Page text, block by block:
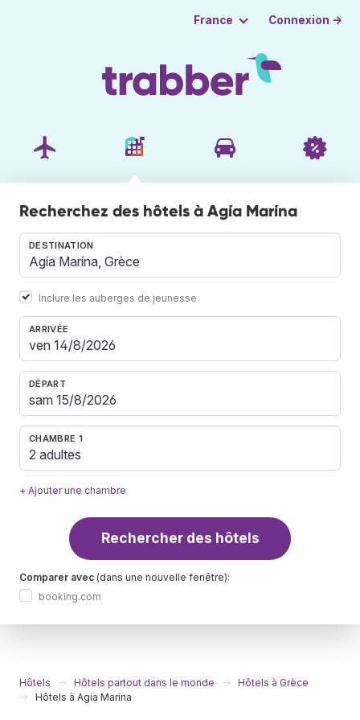
France Connexion →
Recherchez des hôtels à Agía Marína
DESTINATION
Inclure les auberges de jeunesse
ARRIVÉE
DÉPART
CHAMBRE 1
2 adultes
+ Ajouter une chambre
Rechercher des hôtels
Comparer avec (dans une nouvelle fenêtre):
booking.com
Hôtels Hôtels partout dans le monde
Hôtels à Grèce
Hôtels à Agía Marína